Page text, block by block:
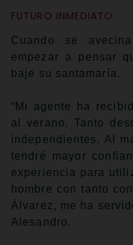
FUTURO INMEDIATO
Cuando se
empezar a pensar
baje su santamaría.
“Mi agente ha
al verano. Tanto
independientes. Al
tendré mayor
experiencia para
hombre con tanto
Álvarez, me ha
Alesandro.